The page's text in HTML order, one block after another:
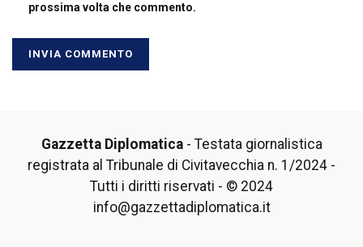
prossima volta che commento.
Gazzetta Diplomatica- Testata giornalistica
registrata al Tribunale di Civitavecchia n. 1/2024 -
Tutti i diritti riservati - © 2024
info@gazzettadiplomatica.it